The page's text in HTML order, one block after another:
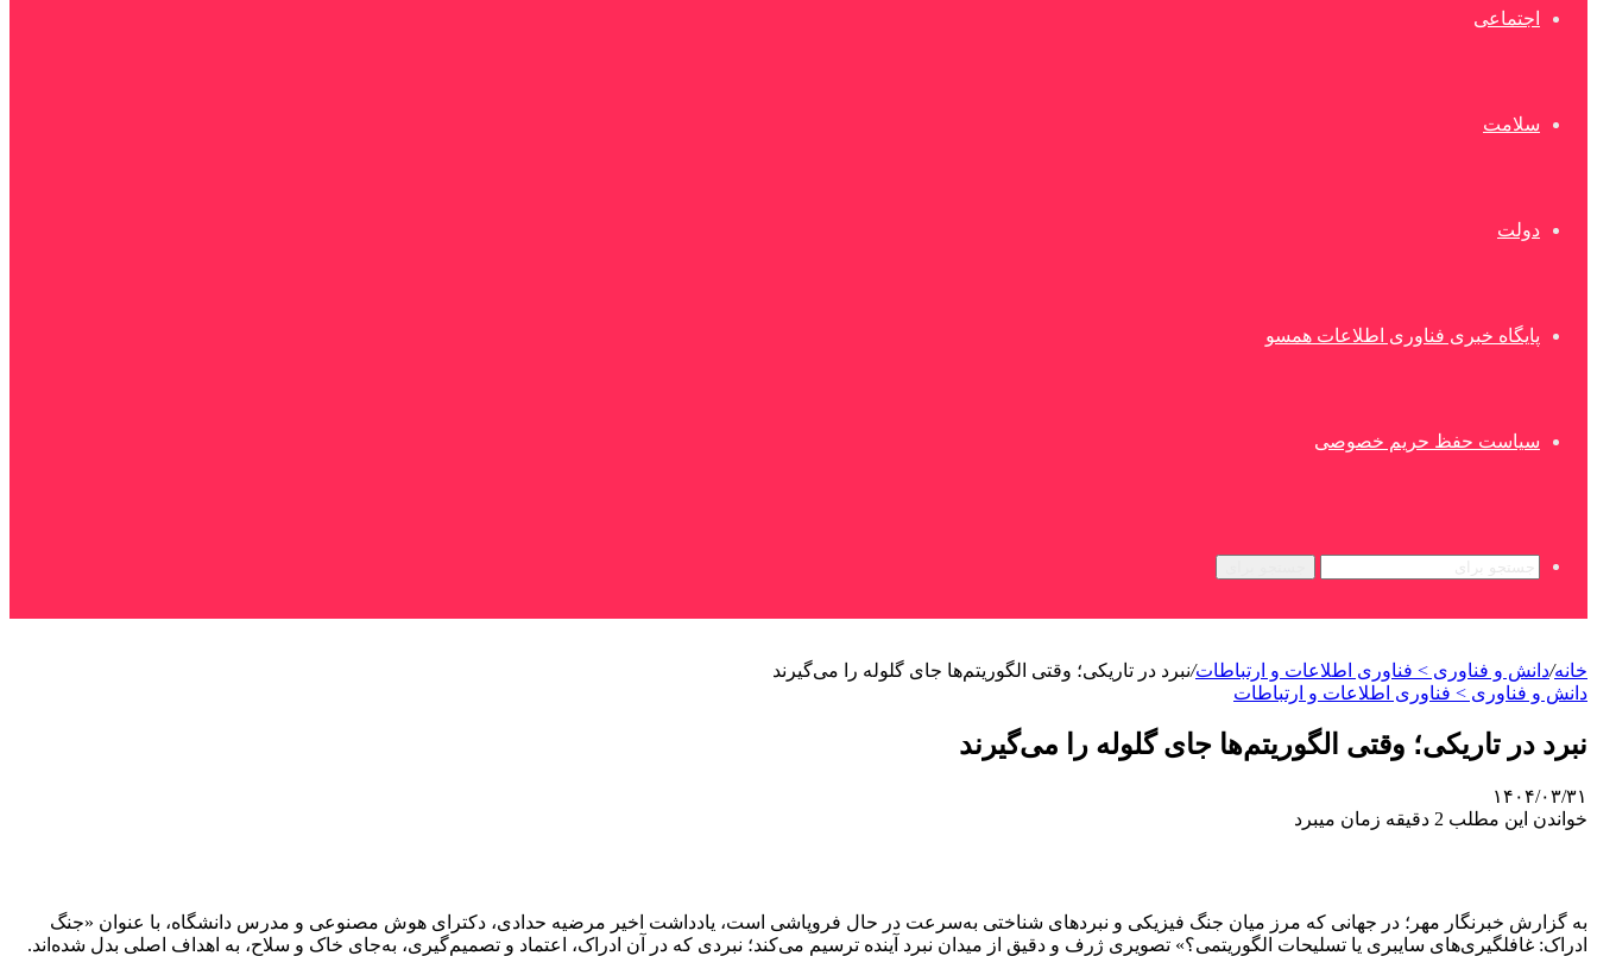
اجتماعی
سلامت
دولت
پایگاه خبری فناوری اطلاعات همسو
سیاست حفظ حریم خصوصی
خانه/دانش و فناوری > فناوری اطلاعات و ارتباطات/نبرد در تاریکی؛ وقتی الگوریتم‌ها جای گلوله را می‌گیرند
دانش و فناوری > فناوری اطلاعات و ارتباطات
نبرد در تاریکی؛ وقتی الگوریتم‌ها جای گلوله را می‌گیرند
۱۴۰۴/۰۳/۳۱
خواندن این مطلب 2 دقیقه زمان میبرد
به گزارش خبرنگار مهر؛ در جهانی که مرز میان جنگ فیزیکی و نبردهای شناختی به‌سرعت در حال فروپاشی است، یادداشت اخیر مرضیه حدادی، دکترای هوش مصنوعی و مدرس دانشگاه، با عنوان «جنگ
ادراک: غافلگیری‌های سایبری یا تسلیحات الگوریتمی؟» تصویری ژرف و دقیق از میدان نبرد آینده ترسیم می‌کند؛ نبردی که در آن ادراک، اعتماد و تصمیم‌گیری، به‌جای خاک و سلاح، به اهداف اصلی بدل شده‌اند.